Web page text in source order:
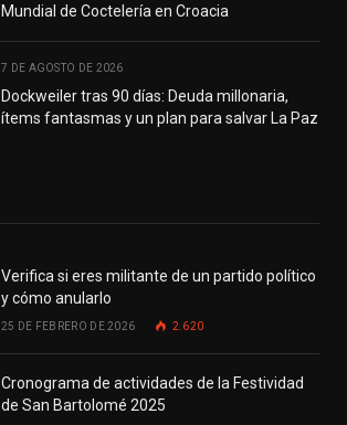
Mundial de Coctelería en Croacia
7 DE AGOSTO DE 2026
Dockweiler tras 90 días: Deuda millonaria,
ítems fantasmas y un plan para salvar La Paz
Verifica si eres militante de un partido político
y cómo anularlo
25 DE FEBRERO DE 2026 2.620
Cronograma de actividades de la Festividad
de San Bartolomé 2025